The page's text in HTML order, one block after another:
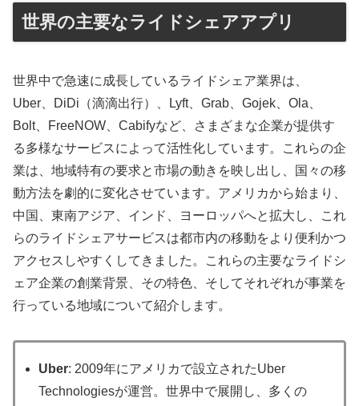
世界の主要なライドシェアアプリ
世界中で急速に成長しているライドシェア業界は、
Uber、DiDi（滴滴出行）、Lyft、Grab、Gojek、Ola、
Bolt、FreeNOW、Cabifyなど、さまざまな企業が提供す
る多様なサービスによって活性化しています。これらの企
業は、地域特有の要求と市場の動きを映し出し、国々の移
動方法を劇的に変化させています。アメリカから始まり、
中国、東南アジア、インド、ヨーロッパへと拡大し、これ
らのライドシェアサービスは都市内の移動をより便利かつ
アクセスしやすくしてきました。これらの主要なライドシ
ェア企業の創業背景、その特色、そしてそれぞれが事業を
行っている地域について紹介します。
Uber: 2009年にアメリカで設立されたUber
Technologiesが運営。世界中で展開し、多くの